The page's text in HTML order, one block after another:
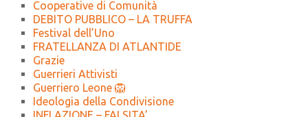
Cooperative di Comunità
DEBITO PUBBLICO – LA TRUFFA
Festival dell’Uno
FRATELLANZA DI ATLANTIDE
Grazie
Guerrieri Attivisti
Guerriero Leone 🦁
Ideologia della Condivisione